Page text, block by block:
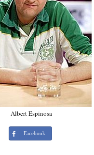
Albert Espinosa
Facebook